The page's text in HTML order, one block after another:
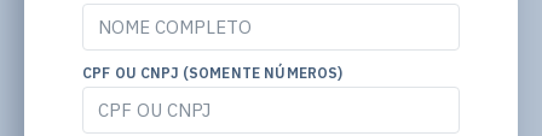
CPF OU CNPJ (SOMENTE NÚMEROS)